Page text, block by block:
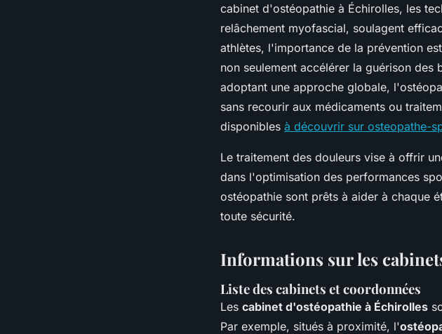
cabinet d'ostéopathie à Échirolles, les
relâchement myofascial, soulagent
athlètes, l'importance de la prévention
non seulement accélérer la guérison des
adoptant une approche globale,
sans recourir aux médicaments ou
disponibles à découvrir sur osteopathe-
Le traitement des douleurs vise à offrir
dans l'optimisation des performances
ostéopathie sont prêts à aider à chaque
toute sécurité.
Informations sur les
Liste des cabinets et coordonnées
Les cabinet d'ostéopathie à Échirolles
Par exemple, situés à proximité, l'